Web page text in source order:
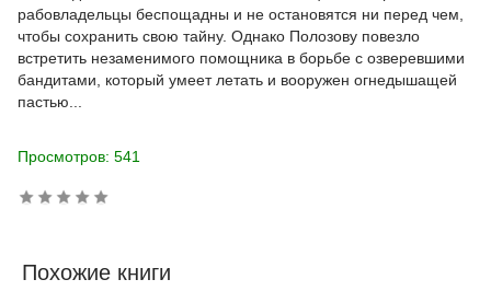
рабовладельцы беспощадны и не остановятся ни перед чем,
чтобы сохранить свою тайну. Однако Полозову повезло
встретить незаменимого помощника в борьбе с озверевшими
бандитами, который умеет летать и вооружен огнедышащей
пастью...
Просмотров: 541
Похожие книги